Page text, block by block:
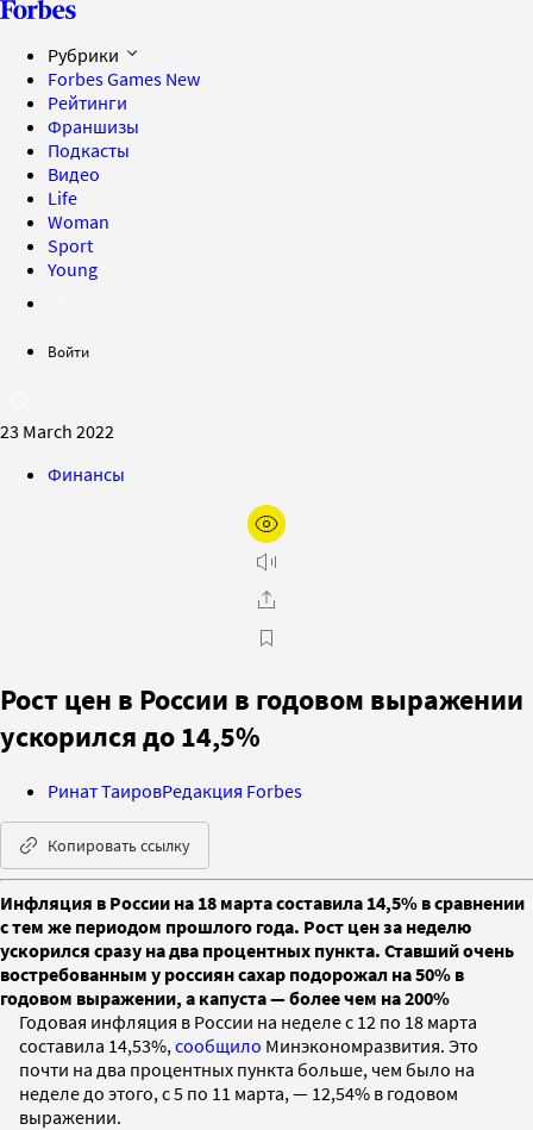
Рубрики
Forbes Games New
Рейтинги
Франшизы
Подкасты
Видео
Life
Woman
Sport
Young
Войти
23 March 2022
Финансы
Рост цен в России в годовом выражении
ускорился до 14,5%
Ринат ТаировРедакция Forbes
Копировать ссылку
Инфляция в России на 18 марта составила 14,5% в сравнении
с тем же периодом прошлого года. Рост цен за неделю
ускорился сразу на два процентных пункта. Ставший очень
востребованным у россиян сахар подорожал на 50% в
годовом выражении, а капуста — более чем на 200%
Годовая инфляция в России на неделе с 12 по 18 марта
составила 14,53%, сообщило Минэкономразвития. Это
почти на два процентных пункта больше, чем было на
неделе до этого, с 5 по 11 марта, — 12,54% в годовом
выражении.